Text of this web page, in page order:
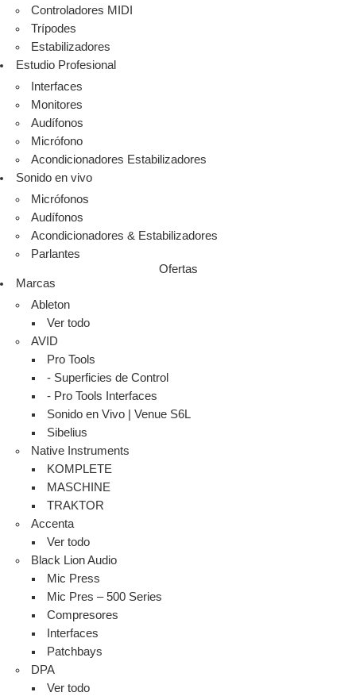
Controladores MIDI
Trípodes
Estabilizadores
Estudio Profesional
Interfaces
Monitores
Audífonos
Micrófono
Acondicionadores Estabilizadores
Sonido en vivo
Micrófonos
Audífonos
Acondicionadores & Estabilizadores
Parlantes
Ofertas
Marcas
Ableton
Ver todo
AVID
Pro Tools
- Superficies de Control
- Pro Tools Interfaces
Sonido en Vivo | Venue S6L
Sibelius
Native Instruments
KOMPLETE
MASCHINE
TRAKTOR
Accenta
Ver todo
Black Lion Audio
Mic Press
Mic Pres – 500 Series
Compresores
Interfaces
Patchbays
DPA
Ver todo